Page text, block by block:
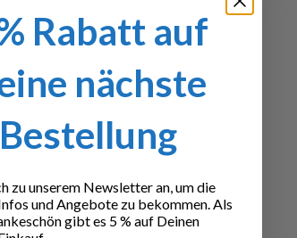
Rabatt auf
nächste
Bestellung
zu unserem Newsletter an, um die
und Angebote zu bekommen. Als
gibt es 5 % auf Deinen